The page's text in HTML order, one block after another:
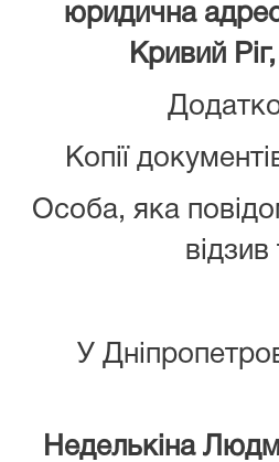
юридична
Кривий
Копії
Особа, яка
У
Неделькіна